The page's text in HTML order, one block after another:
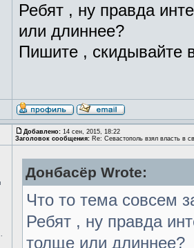
Ребят , ну правда
или длиннее?
Пишите , скидывайте
Добавлено: 14 сен, 2015, 18:22
Заголовок сообщения: Re: Севастополь взял власть в
Донбасёр Wrote:
Что то тема совсем
Ребят , ну правда
толще или длиннее?